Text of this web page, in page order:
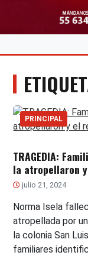
PRINCIPAL
TRAGEDIA:
la atropellaron
julio 21, 2024
Norma Isela
atropellada por
la colonia San
familiares